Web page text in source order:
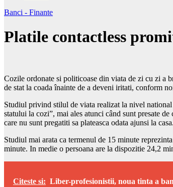
Banci - Finante
Platile contactless
Cozile ordonate si politicoase din viata de zi cu zi a
de stat la coada înainte de a deveni iritati, conform
Studiul privind stilul de viata realizat la nivel national
statului la cozi”, mai ales atunci când sunt presate
care nu sunt pregatiti sa plateasca odata ajunsi la casa.
Studiul mai arata ca termenul de 15 minute
minute. In medie o persoana are la dispozitie 24,2
Citeste si: Liber-profesionistii, noua tinta a